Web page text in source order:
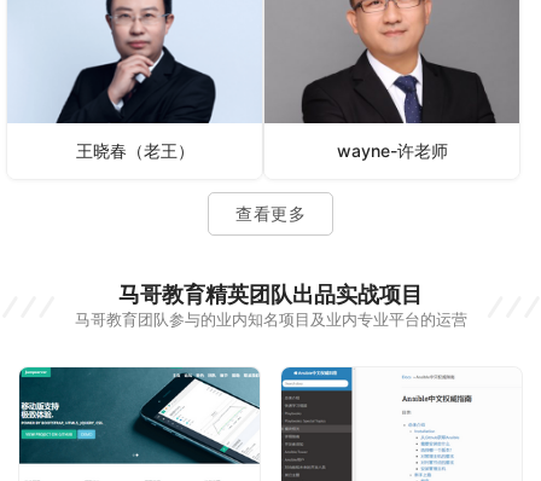
王晓春（老王） wayne-许老师
查看更多
马哥教育精英团队出品实战项目
马哥教育团队参与的业内知名项目及业内专业平台的运营